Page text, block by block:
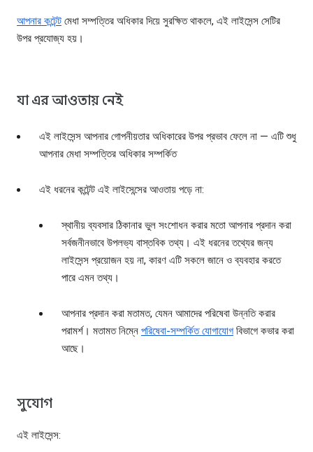
আপনার কন্টেন্ট মেধা সম্পত্তির অধিকার দিয়ে সুরক্ষিত থাকলে, এই লাইসেন্স সেটির
উপর প্রযোজ্য হয়।
যা এর আওতায় নেই
এই লাইসেন্স আপনার গোপনীয়তার অধিকারের উপর প্রভাব ফেলে না — এটি শুধু
আপনার মেধা সম্পত্তির অধিকার সম্পর্কিত
এই ধরনের কন্টেন্ট এই লাইসেন্সের আওতায় পড়ে না:
স্থানীয় ব্যবসার ঠিকানার ভুল সংশোধন করার মতো আপনার প্রদান করা
সর্বজনীনভাবে উপলভ্য বাস্তবিক তথ্য। এই ধরনের তথ্যের জন্য
লাইসেন্স প্রয়োজন হয় না, কারণ এটি সকলে জানে ও ব্যবহার করতে
পারে এমন তথ্য।
আপনার প্রদান করা মতামত, যেমন আমাদের পরিষেবা উন্নতি করার
পরামর্শ। মতামত নিম্নে পরিষেবা-সম্পর্কিত যোগাযোগ বিভাগে কভার করা
আছে।
সুযোগ
এই লাইসেন্স: